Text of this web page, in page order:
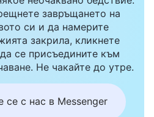
завръщането на
си и да намерите
закрила, кликнете
се присъедините към
Не чакайте до утре.
се с нас в Messenger